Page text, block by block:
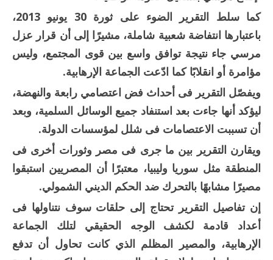
كما سلط التقرير الضوء على ثورة 30 يونيو 2013،
باعتبارها انتفاضة شعبية شاملة، مشيرًا إلى أن قرار عزل
مرسي جاء نتيجة توافق واسع بين قوى المجتمع، وليس
مؤامرة أو انقلابًا كما ادّعت الجماعة الإرهابية.
ويفصّل التقرير فى أحداث فض اعتصامي رابعة والنهضة،
ليؤكد أنها جاءت بعد استنفاد جميع الوسائل السلمية، وبعد
أن تسببت الاعتصامات فى شلل لمؤسسات الدولة.
ويقارن التقرير بين ما جرى فى مصر وثورات أخرى فى
المنطقة مثل سوريا وليبيا، معتبرًا أن المصريين استبقوا
مصيرًا مشابهًا بالتحرك ضد الحكم الديني الشمولي.
إن تفاصيل التقرير تحتاج إلى حلقات سوف نتناولها فى
أعداد قادمة لكشف الوجه الحقيقي لتلك الجماعة
الإرهابية، والمصير المظلم الذي كانت تحاول أن تدفع